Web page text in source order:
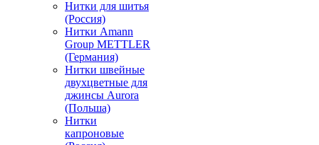
Нитки для шитья
(Россия)
Нитки Amann
Group METTLER
(Германия)
Нитки швейные
двухцветные для
джинсы Aurora
(Польша)
Нитки
капроновые